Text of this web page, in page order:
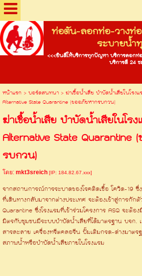
ท่อตัน-ลอกท่อ-วางท่
ระบายน้ำ
<<<ยินดีให้บริการทุกปัญหา บริการลอกท่
บริการดี 24 ช
หน้าแรก> บอร์ดสนทนา> ฆ่าเชื้อน้ำเสีย บำบัดน้ำเสียในโรง
Alternative State Quarantine (ขออภัยหากรบกวน)
ฆ่าเชื้อน้ำเสีย บำบัดน้ำเสียในโร
Alternative State Quarantine
รบกวน)
โดย:mkt3sreich [IP: 184.82.67.xxx]
จากสถานการณ์การระบาดของโรคติดเชื้อ โควิด-19
ที่เดินทางกลับมาจากต่างประเทศ จะต้องเข้าสู่การกัก
Quarantine ซึ่งโรงแรมที่เข้าร่วมโครงการ ASQ จะต้
มิตรกับชุมชนมีระบบบำบัดน้ำเสียที่ได้มาตรฐาน บจก.
สารละลาย เครื่องทรีตคลอรีน ปั๊มเติมกรด-ด่างมาตร
สภาพน้ำหรือบำบัดน้ำเสียภายในโรงแรม